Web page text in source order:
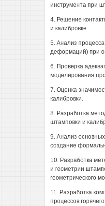
инструмента при
4. Решение
и калибровке.
5. Анализ
деформаций) при
6. Проверка
моделирования
7. Оценка
калибровки.
8. Разработка
штамповки и
9. Анализ
создание
10. Разработка
и геометрии
геометрического
11. Разработка
процессов